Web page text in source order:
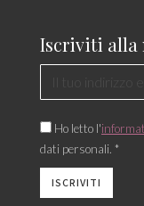
Iscriviti alla
Ho letto l'
dati personali. *